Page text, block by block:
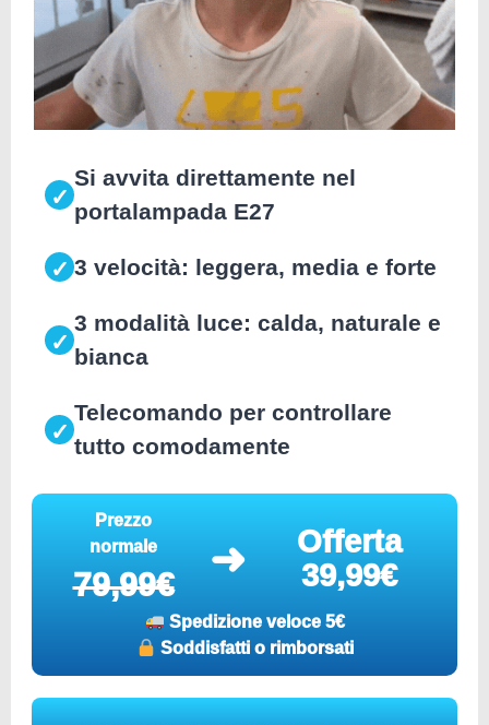
✓
Si avvita direttamente nel
portalampada E27
✓ 3 velocità: leggera, media e forte
✓
3 modalità luce: calda, naturale e
bianca
✓
Telecomando per controllare
tutto comodamente
Prezzo
normale
79,99€
➜
Offerta
39,99€
Spedizione veloce 5€
Soddisfatti o rimborsati